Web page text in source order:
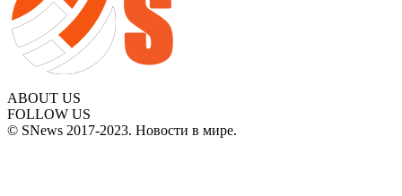
ABOUT US
FOLLOW US
© SNews 2017-2023. Новости в мире.